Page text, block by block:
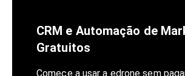
CRM e Automação de
Gratuitos
Comece a usar a edrone sem